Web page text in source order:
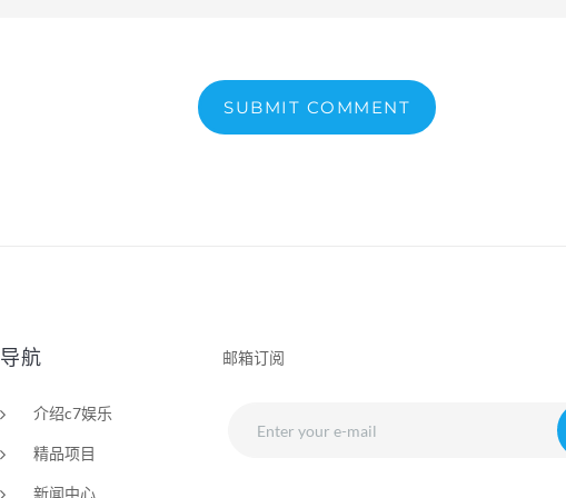
SUBMIT COMMENT
导航
介绍c7娱乐
精品项目
新闻中心
邮箱订阅